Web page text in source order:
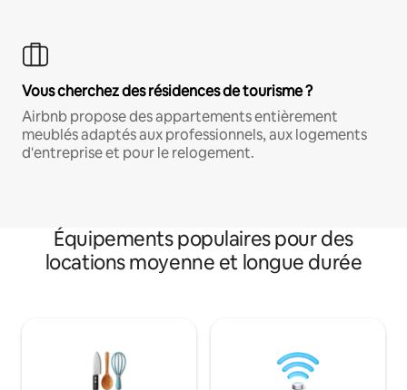
Vous cherchez des résidences de tourisme ?
Airbnb propose des appartements entièrement
meublés adaptés aux professionnels, aux logements
d'entreprise et pour le relogement.
Équipements populaires pour des
locations moyenne et longue durée